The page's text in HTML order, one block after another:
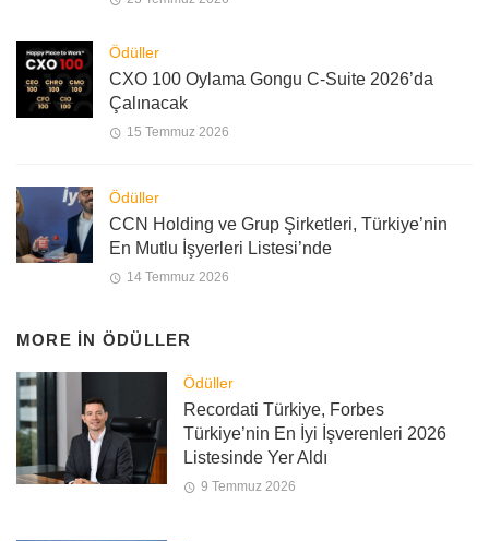
Ödüller
CXO 100 Oylama Gongu C-Suite 2026’da
Çalınacak
15 Temmuz 2026
Ödüller
CCN Holding ve Grup Şirketleri, Türkiye’nin
En Mutlu İşyerleri Listesi’nde
14 Temmuz 2026
MORE IN ÖDÜLLER
Ödüller
Recordati Türkiye, Forbes
Türkiye’nin En İyi İşverenleri 2026
Listesinde Yer Aldı
9 Temmuz 2026